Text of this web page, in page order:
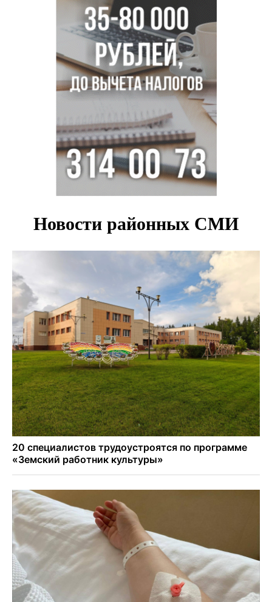
Добровольцы в беспилотные войска получат 2,9 млн
рублей и места в вузах